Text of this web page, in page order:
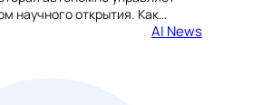
научного открытия. Как…
AI News